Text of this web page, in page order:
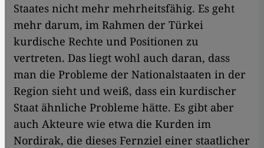
Staates nicht mehr mehrheitsfähig. Es geht
mehr darum, im Rahmen der Türkei
kurdische Rechte und Positionen zu
vertreten. Das liegt wohl auch daran, dass
man die Probleme der Nationalstaaten in der
Region sieht und weiß, dass ein kurdischer
Staat ähnliche Probleme hätte. Es gibt aber
auch Akteure wie etwa die Kurden im
Nordirak, die dieses Fernziel einer staatlicher